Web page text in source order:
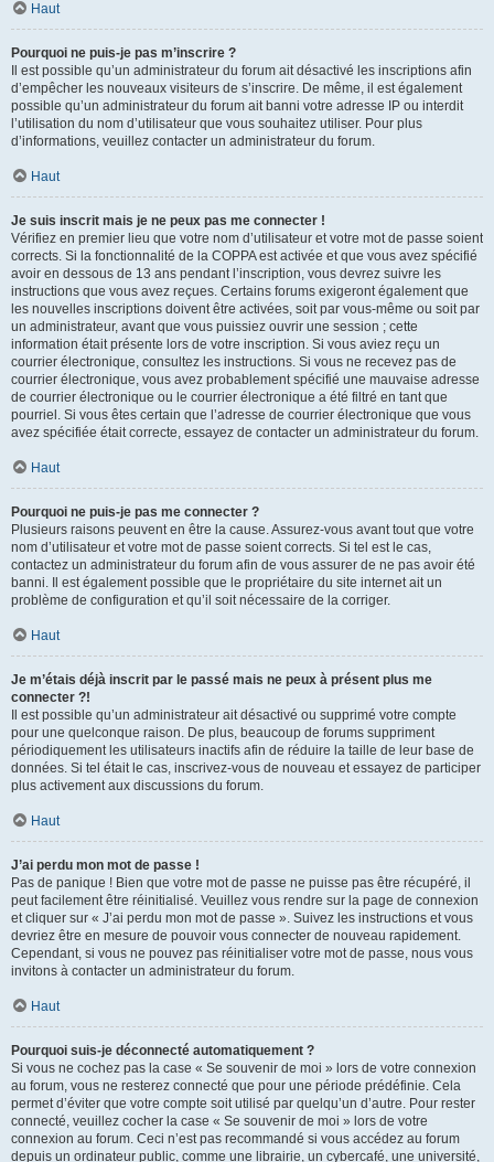
Haut
Pourquoi ne puis-je pas m’inscrire ?
Il est possible qu’un administrateur du forum ait désactivé les inscriptions afin
d’empêcher les nouveaux visiteurs de s’inscrire. De même, il est également
possible qu’un administrateur du forum ait banni votre adresse IP ou interdit
l’utilisation du nom d’utilisateur que vous souhaitez utiliser. Pour plus
d’informations, veuillez contacter un administrateur du forum.
Haut
Je suis inscrit mais je ne peux pas me connecter !
Vérifiez en premier lieu que votre nom d’utilisateur et votre mot de passe soient
corrects. Si la fonctionnalité de la COPPA est activée et que vous avez spécifié
avoir en dessous de 13 ans pendant l’inscription, vous devrez suivre les
instructions que vous avez reçues. Certains forums exigeront également que
les nouvelles inscriptions doivent être activées, soit par vous-même ou soit par
un administrateur, avant que vous puissiez ouvrir une session ; cette
information était présente lors de votre inscription. Si vous aviez reçu un
courrier électronique, consultez les instructions. Si vous ne recevez pas de
courrier électronique, vous avez probablement spécifié une mauvaise adresse
de courrier électronique ou le courrier électronique a été filtré en tant que
pourriel. Si vous êtes certain que l’adresse de courrier électronique que vous
avez spécifiée était correcte, essayez de contacter un administrateur du forum.
Haut
Pourquoi ne puis-je pas me connecter ?
Plusieurs raisons peuvent en être la cause. Assurez-vous avant tout que votre
nom d’utilisateur et votre mot de passe soient corrects. Si tel est le cas,
contactez un administrateur du forum afin de vous assurer de ne pas avoir été
banni. Il est également possible que le propriétaire du site internet ait un
problème de configuration et qu’il soit nécessaire de la corriger.
Haut
Je m’étais déjà inscrit par le passé mais ne peux à présent plus me
connecter ?!
Il est possible qu’un administrateur ait désactivé ou supprimé votre compte
pour une quelconque raison. De plus, beaucoup de forums suppriment
périodiquement les utilisateurs inactifs afin de réduire la taille de leur base de
données. Si tel était le cas, inscrivez-vous de nouveau et essayez de participer
plus activement aux discussions du forum.
Haut
J’ai perdu mon mot de passe !
Pas de panique ! Bien que votre mot de passe ne puisse pas être récupéré, il
peut facilement être réinitialisé. Veuillez vous rendre sur la page de connexion
et cliquer sur « J’ai perdu mon mot de passe ». Suivez les instructions et vous
devriez être en mesure de pouvoir vous connecter de nouveau rapidement.
Cependant, si vous ne pouvez pas réinitialiser votre mot de passe, nous vous
invitons à contacter un administrateur du forum.
Haut
Pourquoi suis-je déconnecté automatiquement ?
Si vous ne cochez pas la case « Se souvenir de moi » lors de votre connexion
au forum, vous ne resterez connecté que pour une période prédéfinie. Cela
permet d’éviter que votre compte soit utilisé par quelqu’un d’autre. Pour rester
connecté, veuillez cocher la case « Se souvenir de moi » lors de votre
connexion au forum. Ceci n’est pas recommandé si vous accédez au forum
depuis un ordinateur public, comme une librairie, un cybercafé, une université,